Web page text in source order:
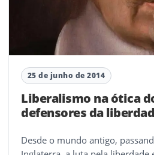
25 de junho de 2014
Liberalismo na ótica
defensores da
Desde o mundo antigo,